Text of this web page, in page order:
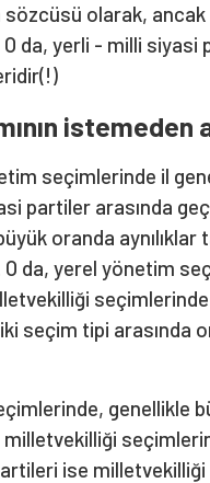
olarak,
O da, yerli - milli
istemeden
seçimlerinde il
partiler arasında
oranda aynılıklar
da, yerel yönetim
seçim tipi arasında
genellikle
ise